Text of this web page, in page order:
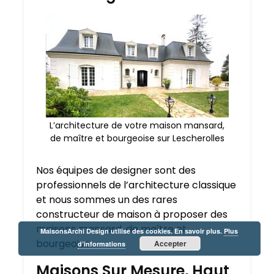
L’architecture de votre maison mansard,
de maître et bourgeoise sur Lescherolles
Nos équipes de designer sont des
professionnels de l’architecture classique
et nous sommes un des rares
constructeur de maison à proposer des
maisons mansard, de maître et
bourgeoise
MaisonsArchi Design utilise des cookies. En savoir plus.Plus
d’informations
Accepter